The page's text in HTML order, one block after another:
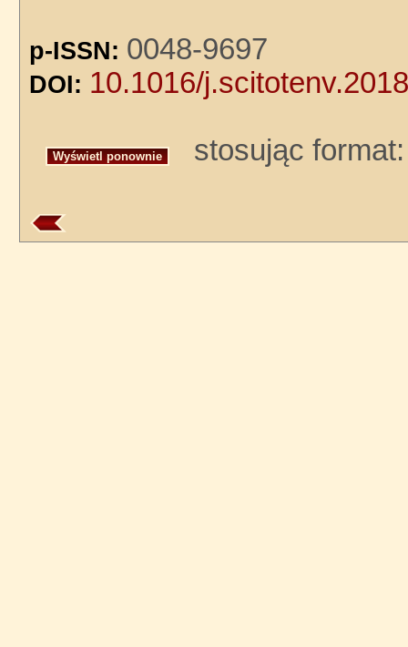
p-ISSN: 0048-9697
DOI: 10.1016/
stosując